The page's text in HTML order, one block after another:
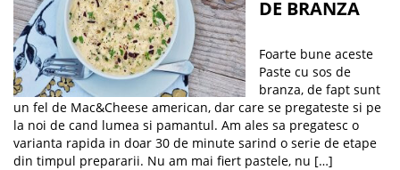
DE BRANZA
Foarte bune aceste
Paste cu sos de
branza, de fapt sunt
un fel de Mac&Cheese american, dar care se pregateste si pe
la noi de cand lumea si pamantul. Am ales sa pregatesc o
varianta rapida in doar 30 de minute sarind o serie de etape
din timpul prepararii. Nu am mai fiert pastele, nu […]